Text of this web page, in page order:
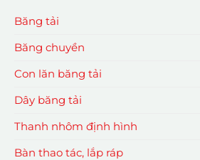
Băng tải
Băng chuyền
Con lăn băng tải
Dây băng tải
Thanh nhôm định hình
Bàn thao tác, lắp ráp